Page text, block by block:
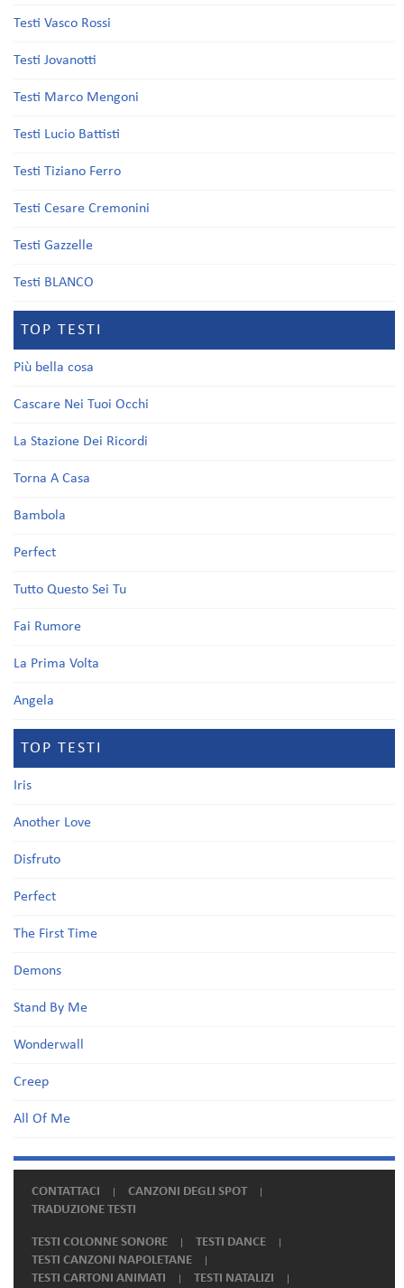
Testi Vasco Rossi
Testi Jovanotti
Testi Marco Mengoni
Testi Lucio Battisti
Testi Tiziano Ferro
Testi Cesare Cremonini
Testi Gazzelle
Testi BLANCO
TOP TESTI
Più bella cosa
Cascare Nei Tuoi Occhi
La Stazione Dei Ricordi
Torna A Casa
Bambola
Perfect
Tutto Questo Sei Tu
Fai Rumore
La Prima Volta
Angela
TOP TESTI
Iris
Another Love
Disfruto
Perfect
The First Time
Demons
Stand By Me
Wonderwall
Creep
All Of Me
CONTATTACI
CANZONI DEGLI SPOT
TRADUZIONE TESTI
TESTI COLONNE SONORE
TESTI DANCE
TESTI CANZONI NAPOLETANE
TESTI CARTONI ANIMATI
TESTI NATALIZI